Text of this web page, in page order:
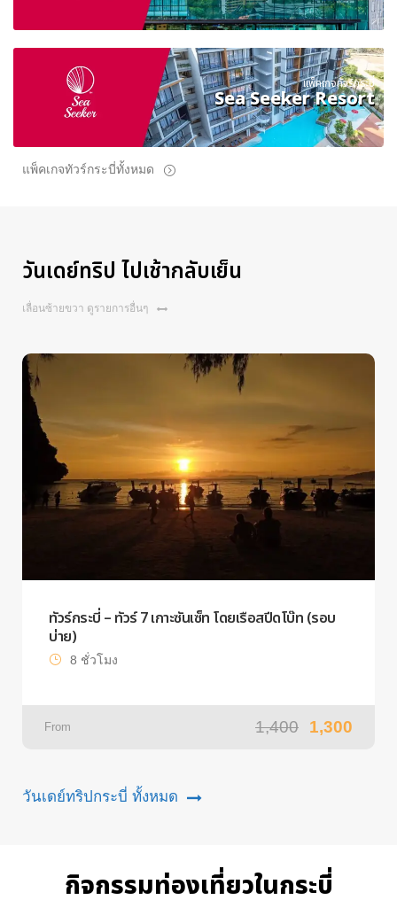
แพ็คเกจทัวร์กระบี่
Sea Seeker Resort
แพ็คเกจทัวร์กระบี่ทั้งหมด
วันเดย์ทริป ไปเช้ากลับเย็น
เลื่อนซ้ายขวา ดูรายการอื่นๆ
ทัวร์กระบี่ – ทัวร์ 7 เกาะซันเซ็ท โดยเรือสปีดโบ๊ท (รอบ
บ่าย)
8 ชั่วโมง
From 1,400 1,300
วันเดย์ทริปกระบี่ ทั้งหมด
กิจกรรมท่องเที่ยวในกระบี่